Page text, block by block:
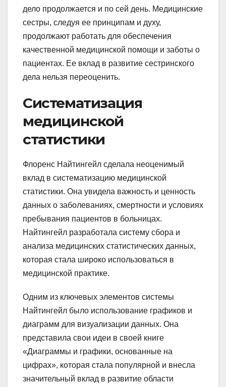
дело продолжается и по сей день. Медицинские
сестры, следуя ее принципам и духу,
продолжают работать для обеспечения
качественной медицинской помощи и заботы о
пациентах. Ее вклад в развитие сестринского
дела нельзя переоценить.
Систематизация
медицинской
статистики
Флоренс Найтингейл сделала неоценимый
вклад в систематизацию медицинской
статистики. Она увидела важность и ценность
данных о заболеваниях, смертности и условиях
пребывания пациентов в больницах.
Найтингейл разработала систему сбора и
анализа медицинских статистических данных,
которая стала широко использоваться в
медицинской практике.
Одним из ключевых элементов системы
Найтингейл было использование графиков и
диаграмм для визуализации данных. Она
представила свои идеи в своей книге
«Диаграммы и графики, основанные на
цифрах», которая стала популярной и внесла
значительный вклад в развитие области